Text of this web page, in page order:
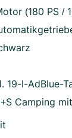
(180 PS /
19-l-AdBlue-
Camping